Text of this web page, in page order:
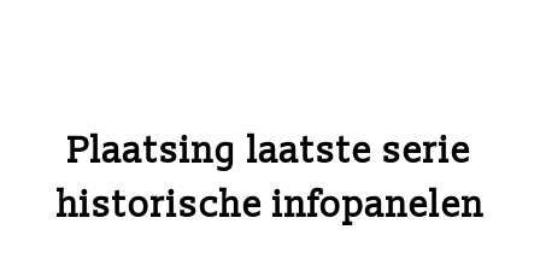
Plaatsing laatste serie
historische infopanelen